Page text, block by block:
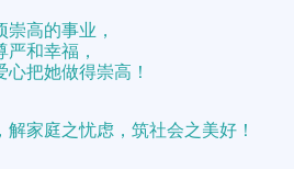
高的事业，
和幸福，
把她做得崇高！
解家庭之忧虑，筑社会之美好！